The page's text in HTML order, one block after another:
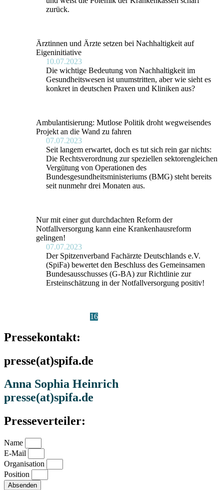
zurück.
Ärztinnen und Ärzte setzen bei Nachhaltigkeit auf
Eigeninitiative
10.07.2023
Die wichtige Bedeutung von Nachhaltigkeit im
Gesundheitswesen ist unumstritten, aber wie sieht es
konkret in deutschen Praxen und Kliniken aus?
Ambulantisierung: Mutlose Politik droht wegweisendes
Projekt an die Wand zu fahren
07.07.2023
Seit langem erwartet, doch es tut sich rein gar nichts:
Die Rechtsverordnung zur speziellen sektorengleichen
Vergütung von Operationen des
Bundesgesundheitsministeriums (BMG) steht bereits
seit nunmehr drei Monaten aus.
Nur mit einer gut durchdachten Reform der
Notfallversorgung kann eine Krankenhausreform
gelingen!
07.07.2023
Der Spitzenverband Fachärzte Deutschlands e.V.
(SpiFa) bewertet den Beschluss des Gemeinsamen
Bundesausschusses (G-BA) zur Richtlinie zur
Ersteinschätzung in der Notfallversorgung positiv!
1617
Pressekontakt:
presse(at)spifa.de
Anna Sophia Heinrich
presse(at)spifa.de
Presseverteiler:
Name
E-Mail
Organisation
Position
Absenden